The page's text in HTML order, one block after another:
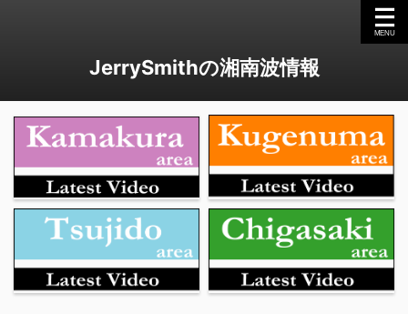
JerrySmithの湘南波情報